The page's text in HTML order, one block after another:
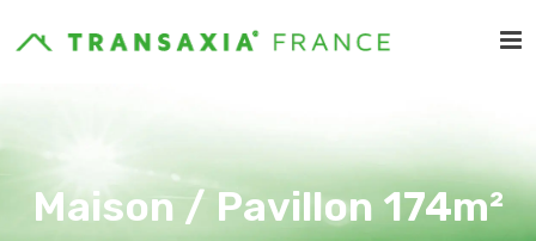
Maison / Pavillon 174m²